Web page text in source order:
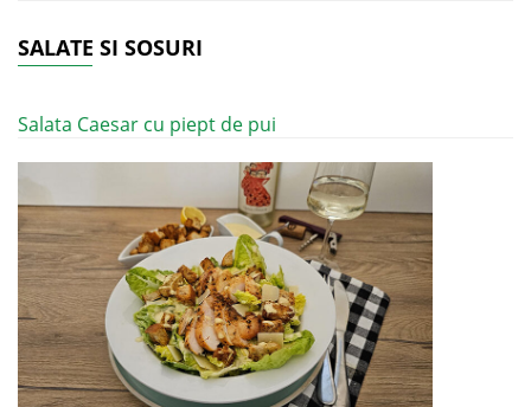
SALATE SI SOSURI
Salata Caesar cu piept de pui